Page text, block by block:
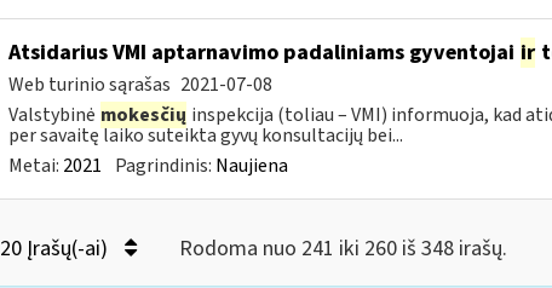
Atsidarius VMI aptarnavimo padaliniams gyventojai ir
Web turinio sąrašas 2021-07-08
Valstybinė mokesčių inspekcija (toliau – VMI) informuoja, kad
per savaitę laiko suteikta gyvų konsultacijų bei...
Metai: 2021 Pagrindinis: Naujiena
20 Įrašų(-ai) Rodoma nuo 241 iki 260 iš 348 irašų.